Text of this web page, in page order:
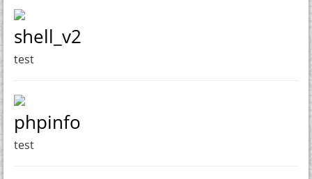
shell_v2
test
phpinfo
test